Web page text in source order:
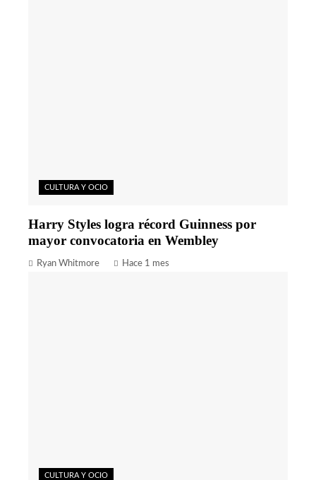
CULTURA Y OCIO
Harry Styles logra récord Guinness por
mayor convocatoria en Wembley
Ryan Whitmore Hace 1 mes
CULTURA Y OCIO